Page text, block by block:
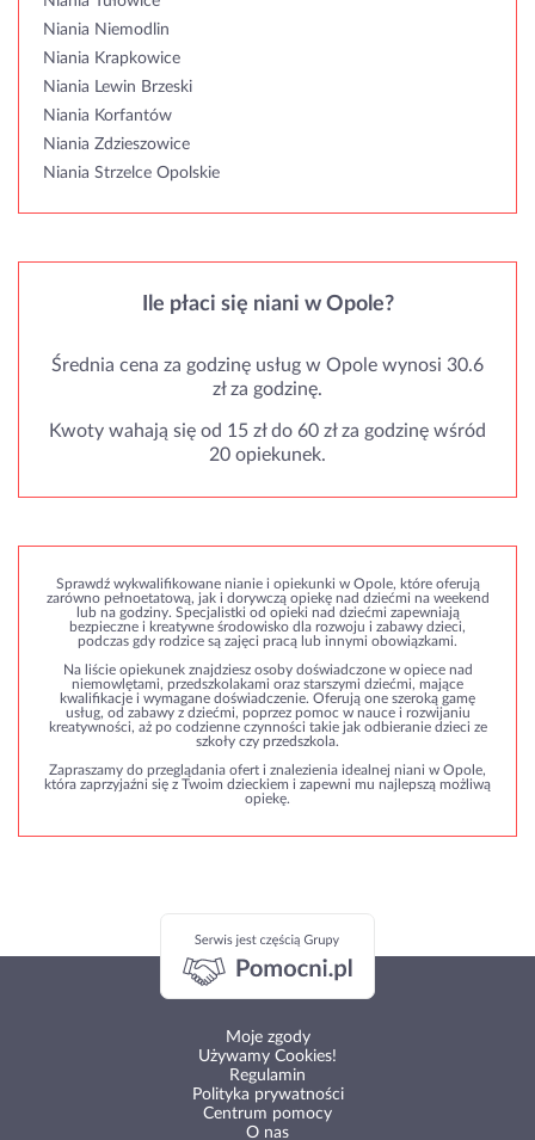
Niania Niemodlin
Niania Krapkowice
Niania Lewin Brzeski
Niania Korfantów
Niania Zdzieszowice
Niania Strzelce Opolskie
zł za godzinę.
20 opiekunek.
zarówno pełnoetatową, jak i dorywczą opiekę nad dziećmi na weekend
lub na godziny. Specjalistki od opieki nad dziećmi zapewniają
bezpieczne i kreatywne środowisko dla rozwoju i zabawy dzieci,
podczas gdy rodzice są zajęci pracą lub innymi obowiązkami.
Na liście opiekunek znajdziesz osoby doświadczone w opiece nad
niemowlętami, przedszkolakami oraz starszymi dziećmi, mające
kwalifikacje i wymagane doświadczenie. Oferują one szeroką gamę
usług, od zabawy z dziećmi, poprzez pomoc w nauce i rozwijaniu
kreatywności, aż po codzienne czynności takie jak odbieranie dzieci ze
szkoły czy przedszkola.
Zapraszamy do przeglądania ofert i znalezienia idealnej niani w Opole,
która zaprzyjaźni się z Twoim dzieckiem i zapewni mu najlepszą możliwą
opiekę.
Używamy Cookies!
Regulamin
Polityka prywatności
Centrum pomocy
O nas
DSA